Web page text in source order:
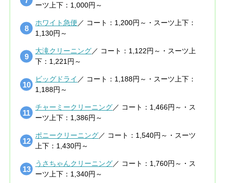
ーツ上下：1,000円～
ホワイト急便 ／ コート：1,200円～・スーツ上下：
1,130円～
大滝クリーニング／ コート：1,122円～・スーツ上
下：1,221円～
ビッグドライ ／ コート：1,188円～・スーツ上下：
1,188円～
チャーミークリーニング／ コート：1,466円～・ス
ーツ上下：1,386円～
ポニークリーニング／ コート：1,540円～・スーツ
上下：1,430円～
うさちゃんクリーニング／ コート：1,760円～・ス
ーツ上下：1,340円～